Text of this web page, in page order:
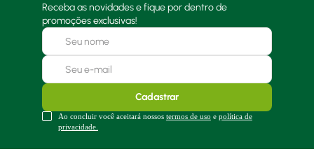
Receba as novidades e fique por dentro de
promoções exclusivas!
Cadastrar
Ao concluir você aceitará nossos termos de uso e política de
privacidade.